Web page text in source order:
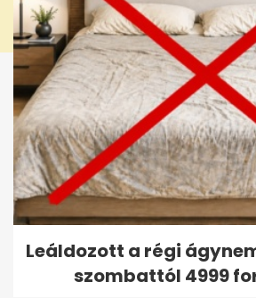
Leáldozott a régi
szombattól 4999